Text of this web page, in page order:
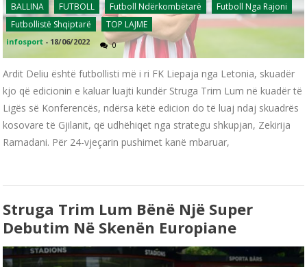
BALLINA FUTBOLL Futboll Ndërkombëtarë
Futboll Nga Rajoni
Futbollistë Shqiptarë
TOP LAJME
infosport - 18/06/2022 0
Ardit Deliu është futbollisti më i ri FK Liepaja nga Letonia, skuadër
kjo që edicionin e kaluar luajti kundër Struga Trim Lum në kuadër të
Ligës së Konferencës, ndërsa këtë edicion do të luaj ndaj skuadrës
kosovare të Gjilanit, që udhëhiqet nga strategu shkupjan, Zekirija
Ramadani. Për 24-vjeçarin pushimet kanë mbaruar,
Struga Trim Lum Bënë Një Super
Debutim Në Skenën Europiane